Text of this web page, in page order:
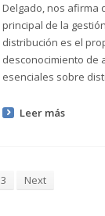
Delgado, nos afirma
principal de la
distribución es el
desconocimiento de
esenciales sobre
Leer más
3 Next